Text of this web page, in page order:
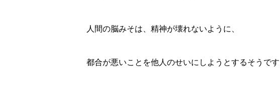
人間の脳みそは、精神が壊れないように、
都合が悪いことを他人のせいにしようとするそうです